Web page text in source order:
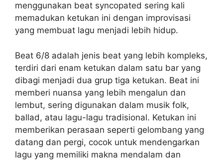
menggunakan beat syncopated sering kali
memadukan ketukan ini dengan improvisasi
yang membuat lagu menjadi lebih hidup.
Beat 6/8 adalah jenis beat yang lebih kompleks,
terdiri dari enam ketukan dalam satu bar yang
dibagi menjadi dua grup tiga ketukan. Beat ini
memberi nuansa yang lebih mengalun dan
lembut, sering digunakan dalam musik folk,
ballad, atau lagu-lagu tradisional. Ketukan ini
memberikan perasaan seperti gelombang yang
datang dan pergi, cocok untuk mendengarkan
lagu yang memiliki makna mendalam dan